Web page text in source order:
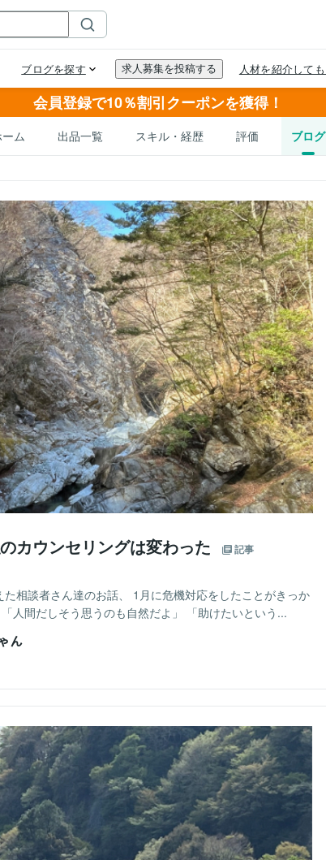
会員登録で10％割引クーポンを獲得！
ム 出品一覧 スキル・経歴 評価 ブログ
カウンセリングは変わった 記事
相談者さん達のお話、 1月に危機対応をしたことがきっか
人間だしそう思うのも自然だよ」 「助けたいという...
ん